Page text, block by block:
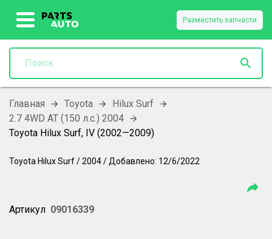
Разместить запчасти
Главная Toyota
Hilux Surf
2.7 4WD AT (150 л.с.) 2004
Toyota Hilux Surf, IV (2002—2009)
Toyota Hilux Surf/2004/ Добавлено: 12/6/2022
Артикул 09016339